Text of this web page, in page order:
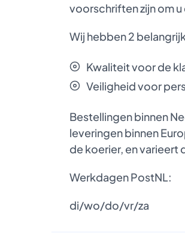
voorschriften zijn om
Wij hebben 2
Kwaliteit voor de
Veiligheid voor
Bestellingen binnen
leveringen binnen
de koerier, en varieert
Werkdagen PostNL:
di/wo/do/vr/za